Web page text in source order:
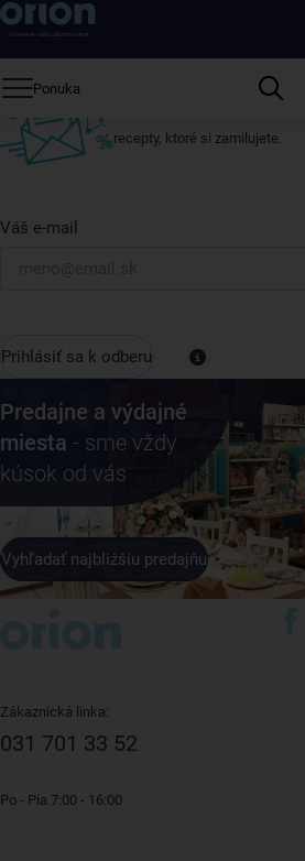
Ponuka
ktokoľvek iný
Prihláste sa k odberu nášho newslettera.
recepty, ktoré si zamilujete.
Váš e-mail
Prihlásiť sa k odberu
Predajne a výdajné
miesta - sme vždy
kúsok od vás
Vyhľadať najbližšiu predajňu
Zákaznická linka:
031 701 33 52
Po - Pia 7:00 - 16:00